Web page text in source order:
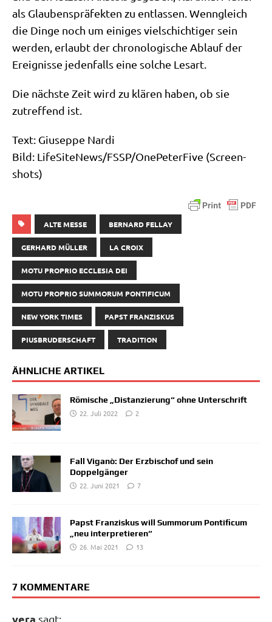
als Glau­bens­prä­fek­ten zu ent­las­sen. Wenn­gleich
die Din­ge noch um eini­ges viel­schich­ti­ger sein
wer­den, erlaubt der chro­no­lo­gi­sche Ablauf der
Ereig­nis­se jeden­falls eine sol­che Lesart.
Die näch­ste Zeit wird zu klä­ren haben, ob sie
zutref­fend ist.
Text: Giu­sep­pe Nardi
Bild: LifeSiteNews/​FSSP/​OnePeterFive (Screen­
shots)
ALTE MESSE BERNARD FELLAY
GERHARD MÜLLER LA CROIX
MOTU PROPRIO ECCLESIA DEI
MOTU PROPRIO SUMMORUM PONTIFICUM
NEW YORK TIMES PAPST FRANZISKUS
PIUSBRUDERSCHAFT TRADITION
ÄHNLICHE ARTIKEL
Römische „Distanzierung“ ohne Unterschrift
22. Juli 2022
2
Fall Viganò: Der Erzbischof und sein
Doppelgänger
22. Juni 2021
7
Papst Franziskus will Summorum Pontificum
„neu interpretieren“
26. Mai 2021
13
7 KOMMENTARE
vera sagt: